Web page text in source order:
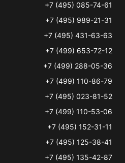
+7 (495) 085-74-61
+7 (495) 989-21-31
+7 (495) 431-63-63
+7 (499) 653-72-12
+7 (499) 288-05-36
+7 (499) 110-86-79
+7 (495) 023-81-52
+7 (499) 110-53-06
+7 (495) 152-31-11
+7 (495) 125-38-41
+7 (495) 135-42-87